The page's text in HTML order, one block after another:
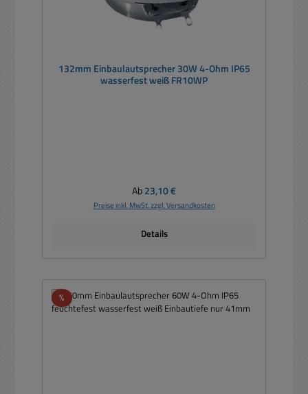
132mm Einbaulautsprecher 30W 4-Ohm IP65
wasserfest weiß FR10WP
Regulärer Preis:
Ab23,10 €
Preise inkl. MwSt. zzgl. Versandkosten
Details
%Rabatt